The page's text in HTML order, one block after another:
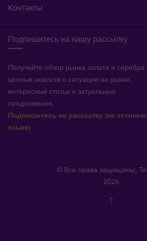
Kонтакты
Подпишитесь на нашу рассылку
Получайте обзор рынка золота и серебра,
ценные новости о ситуации на рынке,
интересные статьи и актуальные
предложения.
Подпишитесь на рассылку (на
языке)
© Все права защищены,
2026